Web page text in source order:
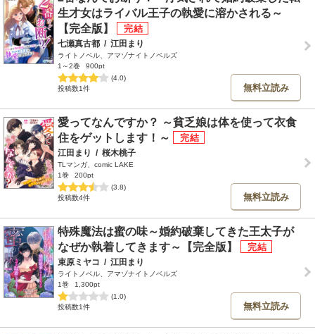
生才女はライバル王子の執愛に溶かされる～
【完全版】
七瀬真古都 / 江田まり
ライトノベル、アマゾナイトノベルズ
1～2巻
900pt
(4.0)
投稿数1件
無料立読み
愛ってなんですか？ ～貧乏娘は体を使って衣食
住をゲットします！～
江田まり / 桜木桃子
TLマンガ、comic LAKE
1巻
200pt
(3.8)
投稿数4件
無料立読み
特殊魔法は蜜の味～婚約破棄してきた王太子が
なぜか執着してきます～【完全版】
束原ミヤコ / 江田まり
ライトノベル、アマゾナイトノベルズ
1巻
1,300pt
(1.0)
投稿数1件
無料立読み